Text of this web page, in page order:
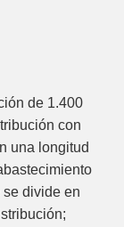
de 1.400
con
una longitud
divide en